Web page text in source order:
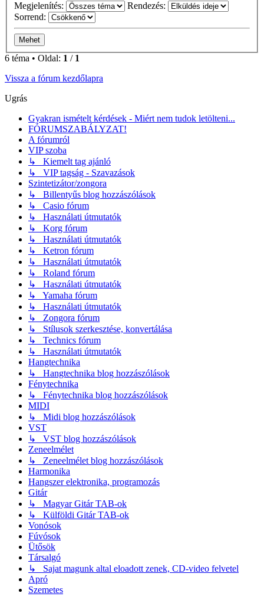
Megjelenítés:
Rendezés:
Sorrend:
6 téma • Oldal: 1 / 1
Vissza a fórum kezdőlapra
Ugrás
Gyakran ismételt kérdések - Miért nem tudok letölteni...
FÓRUMSZABÁLYZAT!
A fórumról
VIP szoba
↳ Kiemelt tag ajánló
↳ VIP tagság - Szavazások
Szintetizátor/zongora
↳ Billentyűs blog hozzászólások
↳ Casio fórum
↳ Használati útmutatók
↳ Korg fórum
↳ Használati útmutatók
↳ Ketron fórum
↳ Használati útmutatók
↳ Roland fórum
↳ Használati útmutatók
↳ Yamaha fórum
↳ Használati útmutatók
↳ Zongora fórum
↳ Stílusok szerkesztése, konvertálása
↳ Technics fórum
↳ Használati útmutatók
Hangtechnika
↳ Hangtechnika blog hozzászólások
Fénytechnika
↳ Fénytechnika blog hozzászólások
MIDI
↳ Midi blog hozzászólások
VST
↳ VST blog hozzászólások
Zeneelmélet
↳ Zeneelmélet blog hozzászólások
Harmonika
Hangszer elektronika, programozás
Gitár
↳ Magyar Gitár TAB-ok
↳ Külföldi Gitár TAB-ok
Vonósok
Fúvósok
Ütősök
Társalgó
↳ Sajat magunk altal eloadott zenek, CD-video felvetel
Apró
Szemetes